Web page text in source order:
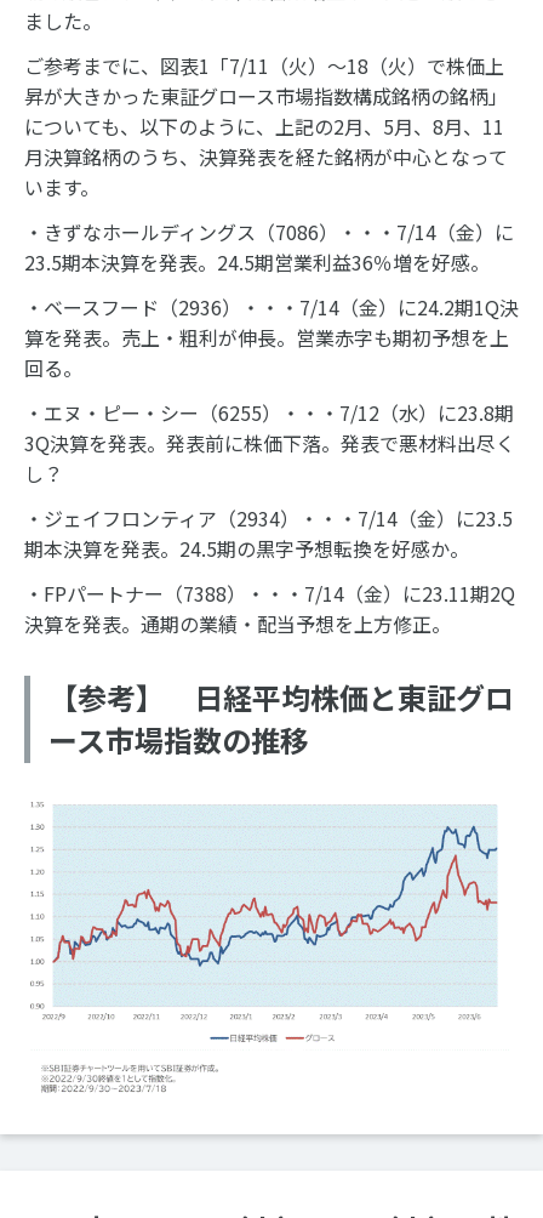
ました。
ご参考までに、図表1「7/11（火）～18（火）で株価上
昇が大きかった東証グロース市場指数構成銘柄の銘柄」
についても、以下のように、上記の2月、5月、8月、11
月決算銘柄のうち、決算発表を経た銘柄が中心となって
います。
・きずなホールディングス（7086）・・・7/14（金）に
23.5期本決算を発表。24.5期営業利益36％増を好感。
・ベースフード（2936）・・・7/14（金）に24.2期1Q決
算を発表。売上・粗利が伸長。営業赤字も期初予想を上
回る。
・エヌ・ピー・シー（6255）・・・7/12（水）に23.8期
3Q決算を発表。発表前に株価下落。発表で悪材料出尽く
し？
・ジェイフロンティア（2934）・・・7/14（金）に23.5
期本決算を発表。24.5期の黒字予想転換を好感か。
・FPパートナー（7388）・・・7/14（金）に23.11期2Q
決算を発表。通期の業績・配当予想を上方修正。
【参考】 日経平均株価と東証グロ
ース市場指数の推移